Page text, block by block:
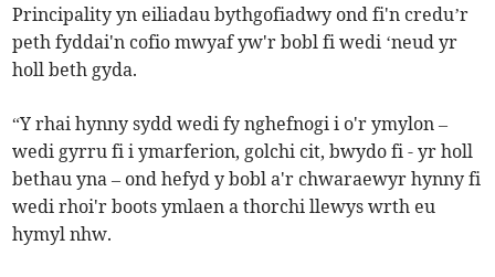
Principality yn eiliadau bythgofiadwy ond fi'n credu’r
peth fyddai'n cofio mwyaf yw'r bobl fi wedi ‘neud yr
holl beth gyda.
“Y rhai hynny sydd wedi fy nghefnogi i o'r ymylon –
wedi gyrru fi i ymarferion, golchi cit, bwydo fi - yr holl
bethau yna – ond hefyd y bobl a'r chwaraewyr hynny fi
wedi rhoi'r boots ymlaen a thorchi llewys wrth eu
hymyl nhw.